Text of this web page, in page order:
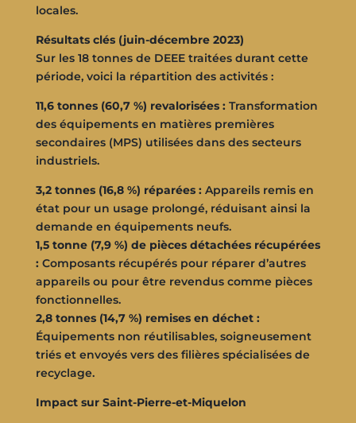
locales.
Résultats clés (juin-décembre 2023)
Sur les 18 tonnes de DEEE traitées durant cette
période, voici la répartition des activités :
11,6 tonnes (60,7 %) revalorisées : Transformation
des équipements en matières premières
secondaires (MPS) utilisées dans des secteurs
industriels.
3,2 tonnes (16,8 %) réparées : Appareils remis en
état pour un usage prolongé, réduisant ainsi la
demande en équipements neufs.
1,5 tonne (7,9 %) de pièces détachées récupérées
: Composants récupérés pour réparer d’autres
appareils ou pour être revendus comme pièces
fonctionnelles.
2,8 tonnes (14,7 %) remises en déchet :
Équipements non réutilisables, soigneusement
triés et envoyés vers des filières spécialisées de
recyclage.
Impact sur Saint-Pierre-et-Miquelon